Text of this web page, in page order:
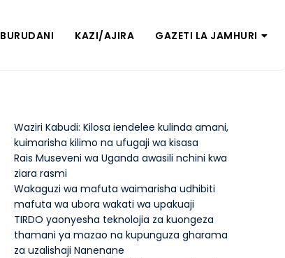
BURUDANI KAZI/AJIRA GAZETI LA JAMHURI
Waziri Kabudi: Kilosa iendelee kulinda amani,
kuimarisha kilimo na ufugaji wa kisasa
Rais Museveni wa Uganda awasili nchini kwa
ziara rasmi
Wakaguzi wa mafuta waimarisha udhibiti
mafuta wa ubora wakati wa upakuaji
TIRDO yaonyesha teknolojia za kuongeza
thamani ya mazao na kupunguza gharama
za uzalishaji Nanenane